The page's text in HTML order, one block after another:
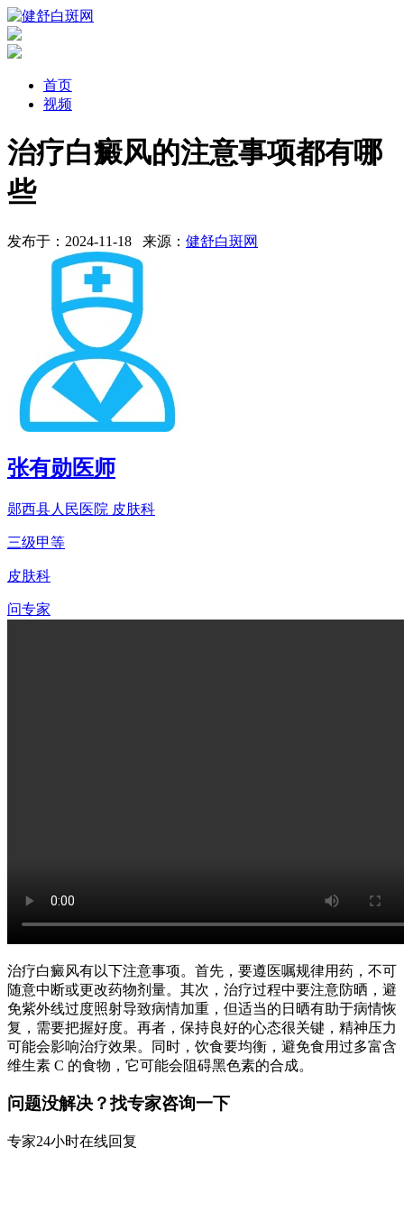
首页
视频
治疗白癜风的注意事项都有哪
些
发布于：2024-11-18 来源： 健舒白斑网
张有勋医师
郧西县人民医院 皮肤科
三级甲等
皮肤科
问专家
治疗白癜风有以下注意事项。首先，要遵医嘱规律用药，不可
随意中断或更改药物剂量。其次，治疗过程中要注意防晒，避
免紫外线过度照射导致病情加重，但适当的日晒有助于病情恢
复，需要把握好度。再者，保持良好的心态很关键，精神压力
可能会影响治疗效果。同时，饮食要均衡，避免食用过多富含
维生素 C 的食物，它可能会阻碍黑色素的合成。
问题没解决？找专家咨询一下
专家24小时在线回复